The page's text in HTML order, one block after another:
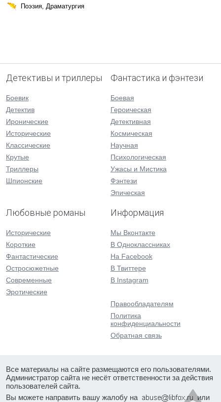
Поэзия, Драматургия
Детективы и триллеры
Боевик
Детектив
Иронические
Исторические
Классические
Крутые
Триллеры
Шпионские
Фантастика и фэнтези
Боевая
Героическая
Детективная
Космическая
Научная
Психологическая
Ужасы и Мистика
Фэнтези
Эпическая
Любовные романы
Исторические
Короткие
Фантастические
Остросюжетные
Современные
Эротические
Информация
Мы Вконтакте
В Одноклассниках
На Facebook
В Твиттере
В Instagram
Правообладателям
Политика
конфиденциальности
Обратная связь
Все материалы на сайте размещаются его пользователями.
Администратор сайта не несёт ответственности за действия
пользователей сайта.
Вы можете направить вашу жалобу на
или